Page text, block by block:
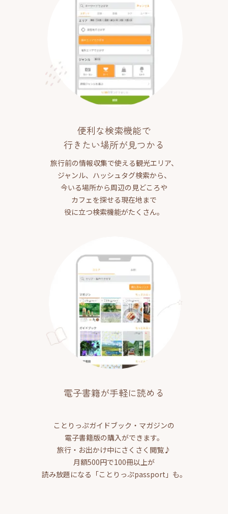
便利な検索機能で
行きたい場所が見つかる
旅行前の情報収集で使える観光エリア、
ジャンル、ハッシュタグ検索から、
今いる場所から周辺の見どころや
カフェを探せる現在地まで
役に立つ検索機能がたくさん。
電子書籍が手軽に読める
ことりっぷガイドブック・マガジンの
電子書籍版の購入ができます。
旅行・お出かけ中にさくさく閲覧♪
月額500円で100冊以上が
読み放題になる「ことりっぷpassport」も。